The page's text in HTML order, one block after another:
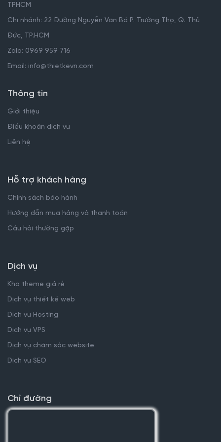
TPHCM
Chi nhánh: 22 Đường Nguyễn Văn Bá P. Trường Thọ, Q. Thủ
Đức, TP.HCM
Zalo: 0969 959 716
Email: info@thietkevn.com
Thông tin
Giới thiệu
Điều khoản dịch vụ
Liên hệ
Hỗ trợ khách hàng
Chính sách bảo hành
Hướng dẫn mua hàng và thanh toán
Câu hỏi thường gặp
Dịch vụ
Kho theme giá rẻ
Dịch vụ thiết kế web
Dịch vụ Hosting
Dịch vụ VPS
Dịch vụ chăm sóc website
Dịch vụ SEO
Chỉ đường